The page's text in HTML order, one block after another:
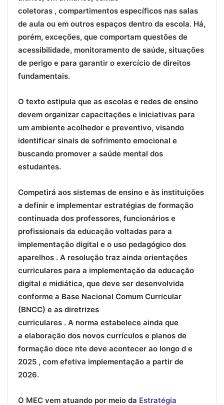
coletoras , compartimentos específicos nas salas
de aula ou em outros espaços dentro da escola. Há,
porém, exceções, que comportam questões de
acessibilidade, monitoramento de saúde, situações
de perigo e para garantir o exercício de direitos
fundamentais.
O texto estipula que as escolas e redes de ensino
devem organizar capacitações e iniciativas para
um ambiente acolhedor e preventivo, visando
identificar sinais de sofrimento emocional e
buscando promover a saúde mental dos
estudantes.
Competirá aos sistemas de ensino e às instituições
a definir e implementar estratégias de formação
continuada dos professores, funcionários e
profissionais da educação voltadas para a
implementação digital e o uso pedagógico dos
aparelhos . A resolução traz ainda orientações
curriculares para a implementação da educação
digital e midiática, que deve ser desenvolvida
conforme a Base Nacional Comum Curricular
(BNCC) e as diretrizes
curriculares . A norma estabelece ainda que
a elaboração dos novos currículos e planos de
formação doce nte deve acontecer ao longo d e
2025 , com efetiva implementação a partir de
2026.
O MEC vem atuando por meio da Estratégia